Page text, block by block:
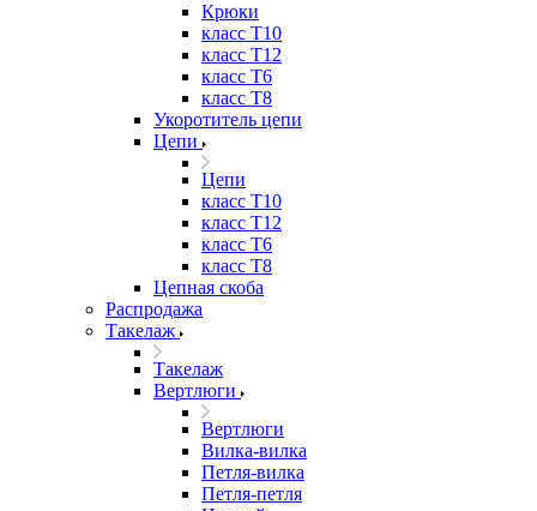
Крюки
класс Т10
класс Т12
класс Т6
класс Т8
Укоротитель цепи
Цепи
Цепи
класс Т10
класс Т12
класс Т6
класс Т8
Цепная скоба
Распродажа
Такелаж
Такелаж
Вертлюги
Вертлюги
Вилка-вилка
Петля-вилка
Петля-петля